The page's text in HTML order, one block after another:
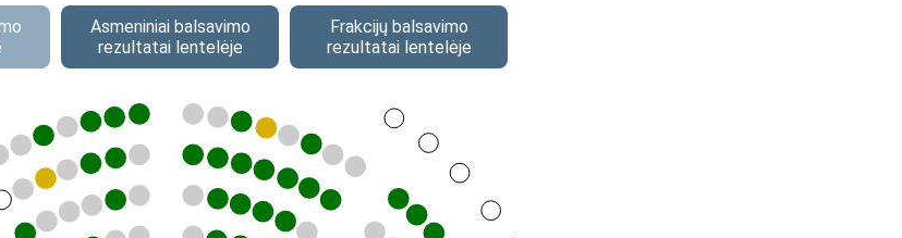
Asmeniniai balsavimo
rezultatai lentelėje
Frakcijų balsavimo
rezultatai lentelėje